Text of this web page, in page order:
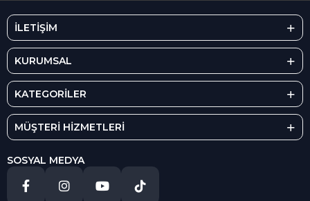
İLETİŞİM
KURUMSAL
KATEGORİLER
MÜŞTERİ HİZMETLERİ
SOSYAL MEDYA